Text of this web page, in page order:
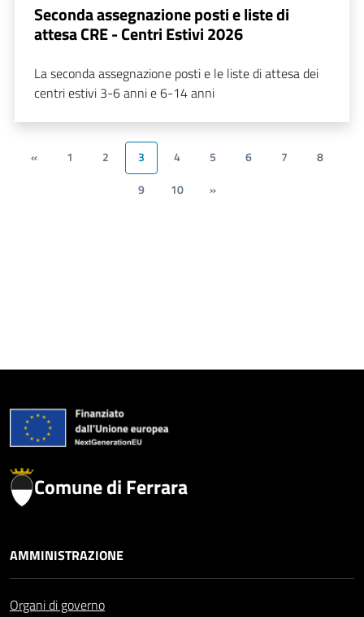
Seconda assegnazione posti e liste di
attesa CRE - Centri Estivi 2026
La seconda assegnazione posti e le liste di attesa dei
centri estivi 3-6 anni e 6-14 anni
« 1 2 3 4 5 6 7
8
9
10 »
Comune di Ferrara
AMMINISTRAZIONE
Organi di governo